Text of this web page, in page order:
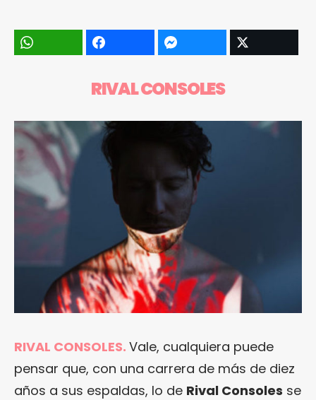
RIVAL CONSOLES
RIVAL CONSOLES. Vale, cualquiera puede
pensar que, con una carrera de más de diez
años a sus espaldas, lo de Rival Consoles se